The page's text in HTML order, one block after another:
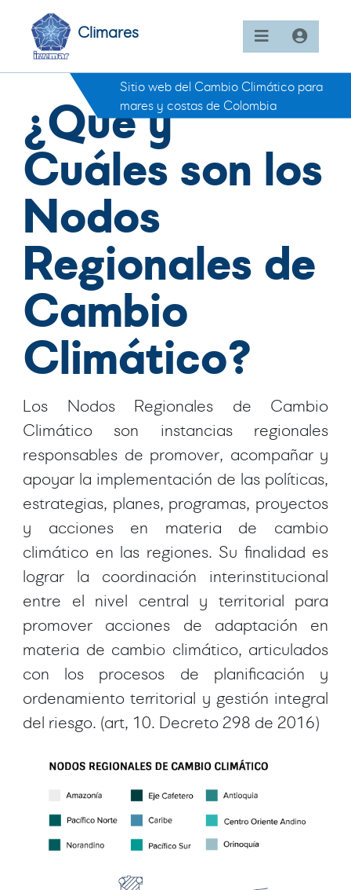
Climares
Sitio web del Cambio Climático para
mares y costas de Colombia
¿Qué y
Cuáles son los
Nodos
Regionales de
Cambio
Climático?
Los Nodos Regionales de Cambio
Climático son instancias regionales
responsables de promover, acompañar y
apoyar la implementación de las políticas,
estrategias, planes, programas, proyectos
y acciones en materia de cambio
climático en las regiones. Su finalidad es
lograr la coordinación interinstitucional
entre el nivel central y territorial para
promover acciones de adaptación en
materia de cambio climático, articulados
con los procesos de planificación y
ordenamiento territorial y gestión integral
del riesgo. (art, 10. Decreto 298 de 2016)